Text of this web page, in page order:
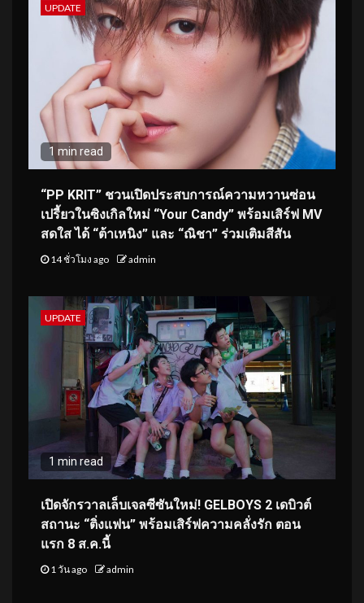
UPDATE
1 min read
“PP KRIT” ชวนเปิดประสบการณ์ความหวานซ่อน
เปรี้ยวในซิงเกิลใหม่ “Your Candy” พร้อมเสิร์ฟ MV
สดใส ได้ “ต้าเหนิง” และ “ณิชา” ร่วมเติมสีสัน
14 ชั่วโมง ago admin
UPDATE
1 min read
เปิดจักรวาลเล็บเจลซีซันใหม่! GELBOYS 2 เดบิวต์
สถานะ “ติ่งแฟน” พร้อมเสิร์ฟความคลั่งรัก ตอน
แรก 8 ส.ค.นี้
1 วัน ago admin